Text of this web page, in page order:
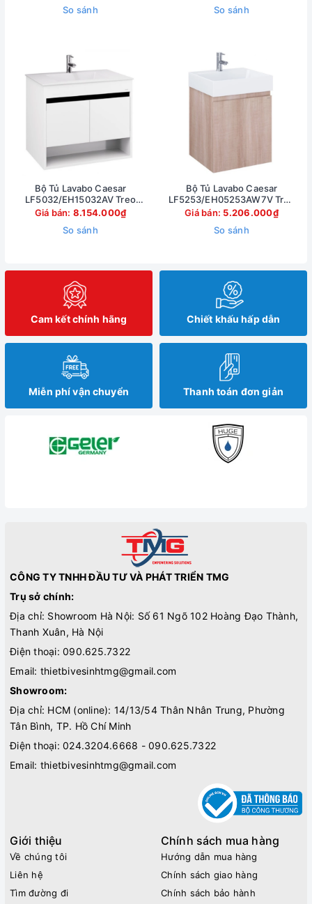
So sánh
So sánh
Bộ Tủ Lavabo Caesar
LF5032/EH15032AV Treo
Tường 750x500mm
Giá bán: 8.154.000₫
So sánh
Bộ Tủ Lavabo Caesar
LF5253/EH05253AW7V Treo
Tường 500x450mm
Giá bán: 5.206.000₫
So sánh
Cam kết chính hãng Chiết khấu hấp dẫn
Miễn phí vận chuyển Thanh toán đơn giản
CÔNG TY TNHH ĐẦU TƯ VÀ PHÁT TRIỂN TMG
Trụ sở chính:
Địa chỉ: Showroom Hà Nội: Số 61 Ngõ 102 Hoàng Đạo Thành,
Thanh Xuân, Hà Nội
Điện thoại: 090.625.7322
Email: thietbivesinhtmg@gmail.com
Showroom:
Địa chỉ: HCM (online): 14/13/54 Thân Nhân Trung, Phường
Tân Bình, TP. Hồ Chí Minh
Điện thoại: 024.3204.6668 - 090.625.7322
Email: thietbivesinhtmg@gmail.com
Giới thiệu
Về chúng tôi
Liên hệ
Tìm đường đi
Chính sách mua hàng
Hướng dẫn mua hàng
Chính sách giao hàng
Chính sách bảo hành